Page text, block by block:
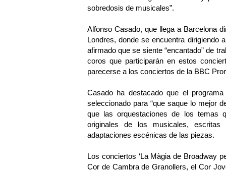
sobredosis de musicales”.
Alfonso Casado, que llega a Barcelona
Londres, donde se encuentra
afirmado que se siente “encantado” de
coros que participarán en estos
parecerse a los conciertos de la BBC
Casado ha destacado que el
seleccionado para “que saque lo mejor
que las orquestaciones de los temas
originales de los musicales,
adaptaciones escénicas de las piezas.
Los conciertos ‘La Màgia de Broadway
Cor de Cambra de Granollers, el Cor